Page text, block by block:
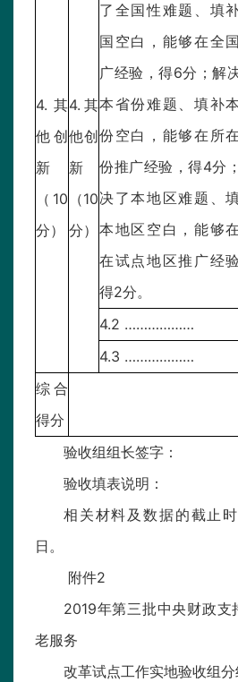
4.其
他创
新
（10
分）
4.其
他创
新
（10
分）
了全国性难题、填
国空白，能够在全
广经验，得6分；解
本省份难题、填补
份空白，能够在所
份推广经验，得4分
决了本地区难题、
本地区空白，能够
在试点地区推广经验
得2分。
4.2 ………………
4.3 ………………
综合
得分
验收组组长签字： 验
验收填表说明：
相关材料及数据的截止
日。
附件2
2019年第三批中央财政支
老服务
改革试点工作实地验收组分